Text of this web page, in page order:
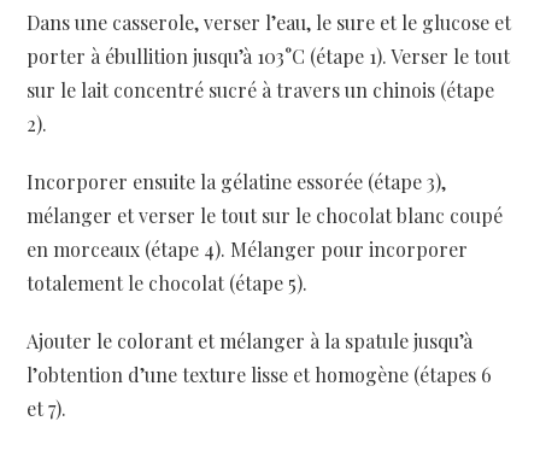
Dans une casserole, verser l’eau, le sure et le glucose et
porter à ébullition jusqu’à 103°C (étape 1). Verser le tout
sur le lait concentré sucré à travers un chinois (étape
2).
Incorporer ensuite la gélatine essorée (étape 3),
mélanger et verser le tout sur le chocolat blanc coupé
en morceaux (étape 4). Mélanger pour incorporer
totalement le chocolat (étape 5).
Ajouter le colorant et mélanger à la spatule jusqu’à
l’obtention d’une texture lisse et homogène (étapes 6
et 7).